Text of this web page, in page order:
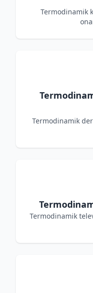
Termodinamik
Termodinamik
Termodinamik